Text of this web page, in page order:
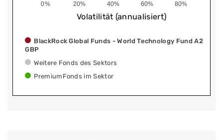
0% 20% 40% 60% 80%
Volatilität (annualisiert)
BlackRock Global Funds - World Technology Fund A2
GBP
Weitere Fonds des Sektors
PremiumFonds im Sektor